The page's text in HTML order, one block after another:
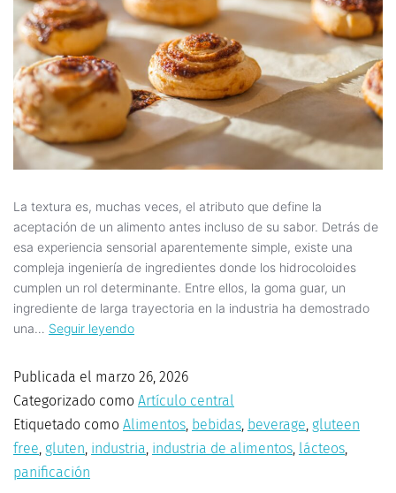
La textura es, muchas veces, el atributo que define la
aceptación de un alimento antes incluso de su sabor. Detrás de
esa experiencia sensorial aparentemente simple, existe una
compleja ingeniería de ingredientes donde los hidrocoloides
cumplen un rol determinante. Entre ellos, la goma guar, un
ingrediente de larga trayectoria en la industria ha demostrado
una… Seguir leyendo
Publicada el marzo 26, 2026
Categorizado como Artículo central
Etiquetado como Alimentos, bebidas, beverage, gluteen
free, gluten, industria, industria de alimentos, lácteos,
panificación